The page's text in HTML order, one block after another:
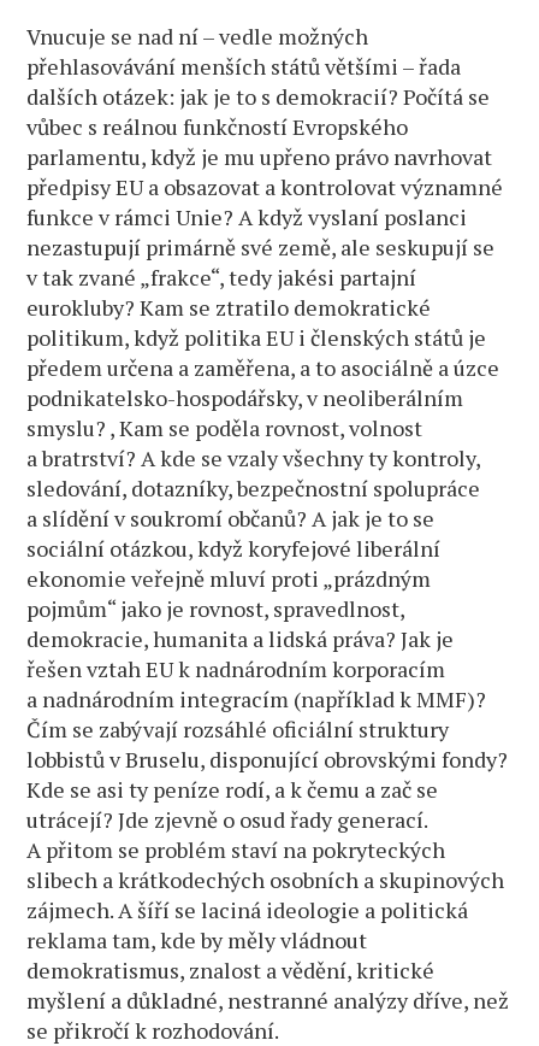
Vnucuje se nad ní – vedle možných
přehlasovávání menších států většími – řada
dalších otázek: jak je to s demokracií? Počítá se
vůbec s reálnou funkčností Evropského
parlamentu, když je mu upřeno právo navrhovat
předpisy EU a obsazovat a kontrolovat významné
funkce v rámci Unie? A když vyslaní poslanci
nezastupují primárně své země, ale seskupují se
v tak zvané „frakce“, tedy jakési partajní
eurokluby? Kam se ztratilo demokratické
politikum, když politika EU i členských států je
předem určena a zaměřena, a to asociálně a úzce
podnikatelsko-hospodářsky, v neoliberálním
smyslu? , Kam se poděla rovnost, volnost
a bratrství? A kde se vzaly všechny ty kontroly,
sledování, dotazníky, bezpečnostní spolupráce
a slídění v soukromí občanů? A jak je to se
sociální otázkou, když koryfejové liberální
ekonomie veřejně mluví proti „prázdným
pojmům“ jako je rovnost, spravedlnost,
demokracie, humanita a lidská práva? Jak je
řešen vztah EU k nadnárodním korporacím
a nadnárodním integracím (například k MMF)?
Čím se zabývají rozsáhlé oficiální struktury
lobbistů v Bruselu, disponující obrovskými fondy?
Kde se asi ty peníze rodí, a k čemu a zač se
utrácejí? Jde zjevně o osud řady generací.
A přitom se problém staví na pokryteckých
slibech a krátkodechých osobních a skupinových
zájmech. A šíří se laciná ideologie a politická
reklama tam, kde by měly vládnout
demokratismus, znalost a vědění, kritické
myšlení a důkladné, nestranné analýzy dříve, než
se přikročí k rozhodování.